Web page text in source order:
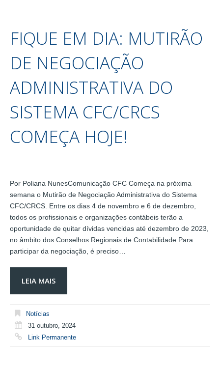
FIQUE EM DIA: MUTIRÃO
DE NEGOCIAÇÃO
ADMINISTRATIVA DO
SISTEMA CFC/CRCS
COMEÇA HOJE!
Por Poliana NunesComunicação CFC Começa na próxima
semana o Mutirão de Negociação Administrativa do Sistema
CFC/CRCS. Entre os dias 4 de novembro e 6 de dezembro,
todos os profissionais e organizações contábeis terão a
oportunidade de quitar dívidas vencidas até dezembro de 2023,
no âmbito dos Conselhos Regionais de Contabilidade.Para
participar da negociação, é preciso…
LEIA MAIS
Notícias
31 outubro, 2024
Link Permanente